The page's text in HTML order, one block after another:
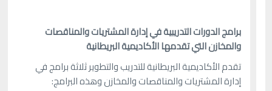
برامج الدورات التدريبية في إدارة المشتريات والمناقصات
والمخازن التي تقدمها الأكاديمية البريطانية
تقدم الأكاديمية البريطانية للتدريب والتطوير ثلاثة برامج في
إدارة المشتريات والمناقصات والمخازن وهذه البرامج: